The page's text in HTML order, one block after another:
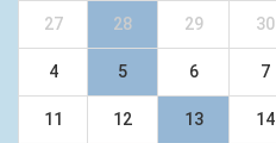
27 28 29 30
4 5 6 7
11 12 13 14